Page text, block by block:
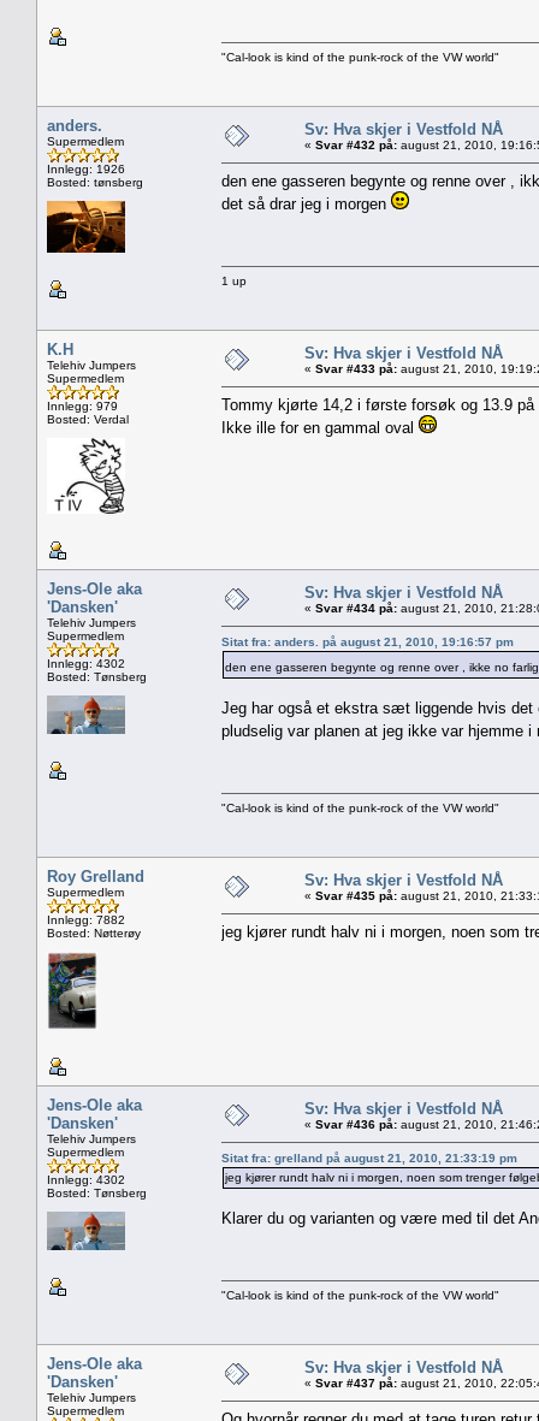
"Cal-look is kind of the punk-rock of the VW world"
anders.
Supermedlem
Innlegg: 1926
Bosted: tønsberg
Sv: Hva skjer i Vestfold NÅ
« Svar #432 på: august 21, 2010,
den ene gasseren begynte og renne over ,
det så drar jeg i morgen
1 up
K.H
Telehiv Jumpers
Supermedlem
Innlegg: 979
Bosted: Verdal
Sv: Hva skjer i Vestfold NÅ
« Svar #433 på: august 21, 2010,
Tommy kjørte 14,2 i første forsøk og 13.9 på
Ikke ille for en gammal oval
Jens-Ole aka
'Dansken'
Telehiv Jumpers
Supermedlem
Innlegg: 4302
Bosted: Tønsberg
Sv: Hva skjer i Vestfold NÅ
« Svar #434 på: august 21, 2010,
Sitat fra: anders. på august 21, 2010, 19:16:57 pm
den ene gasseren begynte og renne over , ikke no
Jeg har også et ekstra sæt liggende hvis
pludselig var planen at jeg ikke var hjemme
"Cal-look is kind of the punk-rock of the VW world"
Roy Grelland
Supermedlem
Innlegg: 7882
Bosted: Nøtterøy
Sv: Hva skjer i Vestfold NÅ
« Svar #435 på: august 21, 2010,
jeg kjører rundt halv ni i morgen, noen som
Jens-Ole aka
'Dansken'
Telehiv Jumpers
Supermedlem
Innlegg: 4302
Bosted: Tønsberg
Sv: Hva skjer i Vestfold NÅ
« Svar #436 på: august 21, 2010,
Sitat fra: grelland på august 21, 2010, 21:33:19 pm
jeg kjører rundt halv ni i morgen, noen som trenger
Klarer du og varianten og være med til det
"Cal-look is kind of the punk-rock of the VW world"
Jens-Ole aka
'Dansken'
Telehiv Jumpers
Supermedlem
Sv: Hva skjer i Vestfold NÅ
« Svar #437 på: august 21, 2010,